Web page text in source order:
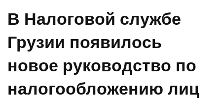
В Налоговой службе
Грузии появилось
новое руководство по
налогообложению лиц